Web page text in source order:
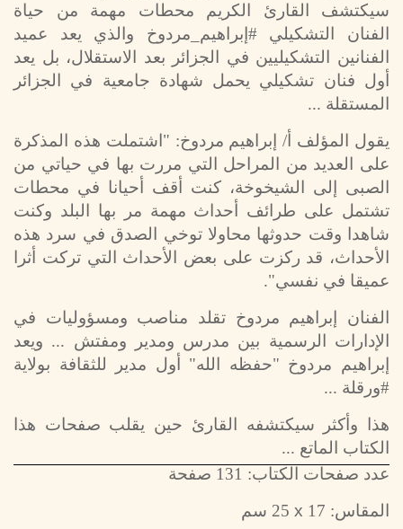
سيكتشف القارئ الكريم محطات مهمة من حياة
الفنان التشكيلي #إبراهيم_مردوخ والذي يعد عميد
الفنانين التشكيليين في الجزائر بعد الاستقلال، بل يعد
أول فنان تشكيلي يحمل شهادة جامعية في الجزائر
المستقلة ...
يقول المؤلف أ/ إبراهيم مردوخ: "اشتملت هذه المذكرة
على العديد من المراحل التي مررت بها في حياتي من
الصبى إلى الشيخوخة، كنت أقف أحيانا في محطات
تشتمل على طرائف أحداث مهمة مر بها البلد وكنت
شاهدا وقت حدوثها محاولا توخي الصدق في سرد هذه
الأحداث، قد ركزت على بعض الأحداث التي تركت أثرا
عميقا في نفسي".
الفنان إبراهيم مردوخ تقلد مناصب ومسؤوليات في
الإدارات الرسمية بين مدرس ومدير ومفتش ... ويعد
إبراهيم مردوخ "حفظه الله" أول مدير للثقافة بولاية
#ورقلة ...
هذا وأكثر سيكتشفه القارئ حين يقلب صفحات هذا
الكتاب الماتع ...
عدد صفحات الكتاب: 131 صفحة
المقاس: 17
x